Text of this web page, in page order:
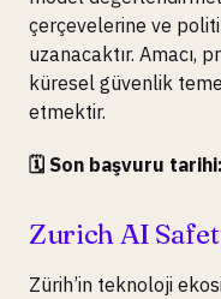
çerçevelerine ve
uzanacaktır. Amacı,
küresel güvenlik
etmektir.
🗓️ Son başvuru
Zurich AI
Zürih’in teknoloji